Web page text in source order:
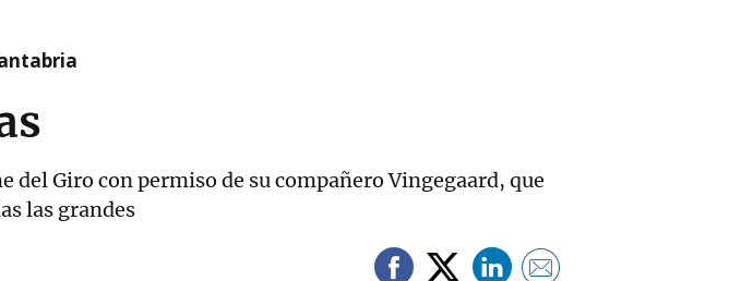
Giro con permiso de su compañero Vingegaard, que
las grandes